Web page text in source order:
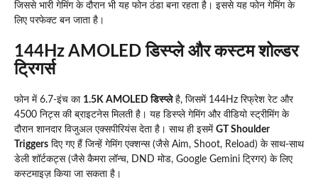
जिससे भारी गेमिंग के दौरान भी यह फोन ठंडा बना रहता है। इससे यह फोन गेमिंग के
लिए परफेक्ट बन जाता है।
144Hz AMOLED डिस्प्ले और कस्टम शोल्डर
ट्रिगर्स
फोन में 6.7-इंच का 1.5K AMOLED डिस्प्लेहै, जिसमें 144Hz रिफ्रेश रेट और
4500 निट्स की ब्राइटनेस मिलती है। यह डिस्प्ले गेमिंग और वीडियो स्ट्रीमिंग के
दौरान शानदार विजुअल एक्सपीरियंस देता है। साथ ही इसमें GT Shoulder
Triggers दिए गए हैं जिन्हें गेमिंग एक्शन्स (जैसे Aim, Shoot, Reload) के साथ-साथ
डेली शॉर्टकट्स (जैसे कैमरा लॉन्च, DND मोड, Google Gemini ट्रिगर) के लिए
कस्टमाइज़ किया जा सकता है।